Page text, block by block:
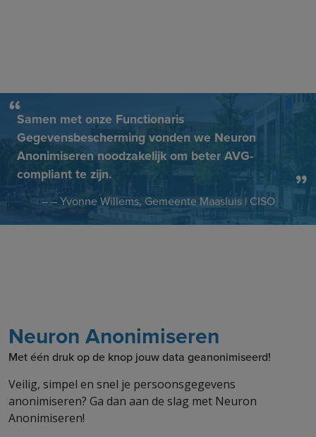
Samen met onze Functionaris
Gegevensbescherming vonden we Neuron
Anonimiseren noodzakelijk om beter AVG-
compliant te zijn.
– – Yvonne Willems, Gemeente Maasluis | CISO
Neuron Anonimiseren
Met één druk op de knop jouw data geanonimiseerd!
Veilig, simpel en snel je persoonsgegevens
anonimiseren? Ga dan aan de slag met Neuron
Anonimiseren!